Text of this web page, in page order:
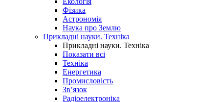
Фізика
Астрономія
Наука про Землю
Прикладні науки. Техніка
Прикладні науки. Техніка
Показати всі
Техніка
Енергетика
Промисловість
Зв’язок
Радіоелектроніка